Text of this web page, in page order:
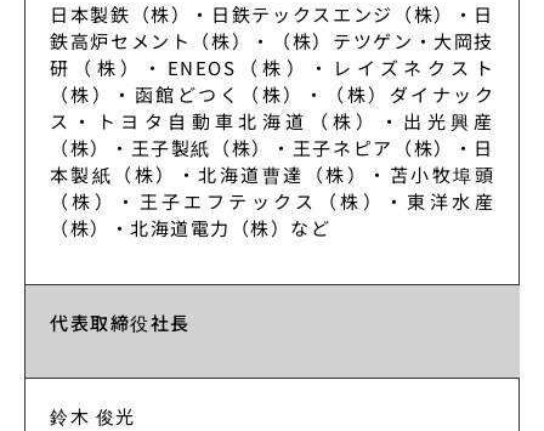
日本製鉄（株）・日鉄テックスエンジ（株）・日
鉄高炉セメント（株）・（株）テツゲン・大岡技
研（株）・ ENEOS （株）・レイズネクスト
（株）・函館どつく（株）・（株）ダイナック
ス・トヨタ自動車北海道（株）・出光興産
（株）・王子製紙（株）・王子ネピア（株）・日
本製紙（株）・北海道曹達（株）・苫小牧埠頭
（株）・王子エフテックス（株）・東洋水産
（株）・北海道電力（株）など
代表取締役社長
鈴木 俊光